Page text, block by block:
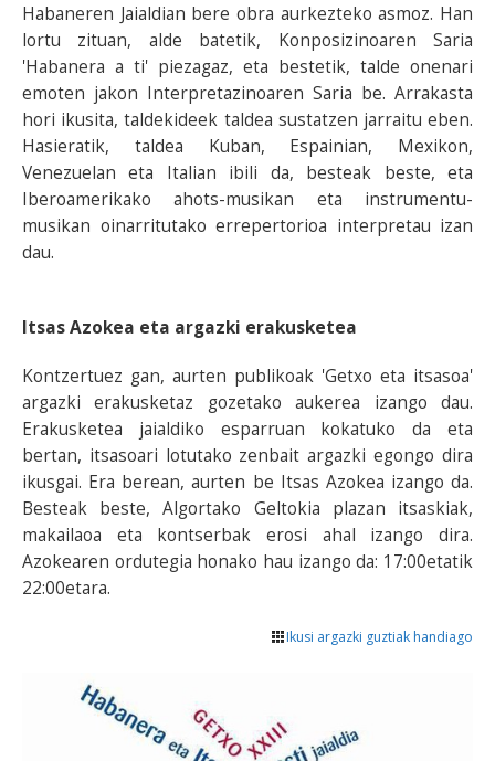
Habaneren Jaialdian bere obra aurkezteko asmoz. Han
lortu zituan, alde batetik, Konposizinoaren Saria
'Habanera a ti' piezagaz, eta bestetik, talde onenari
emoten jakon Interpretazinoaren Saria be. Arrakasta
hori ikusita, taldekideek taldea sustatzen jarraitu eben.
Hasieratik, taldea Kuban, Espainian, Mexikon,
Venezuelan eta Italian ibili da, besteak beste, eta
Iberoamerikako ahots-musikan eta instrumentu-
musikan oinarritutako errepertorioa interpretau izan
dau.
Itsas Azokea eta argazki erakusketea
Kontzertuez gan, aurten publikoak 'Getxo eta itsasoa'
argazki erakusketaz gozetako aukerea izango dau.
Erakusketea jaialdiko esparruan kokatuko da eta
bertan, itsasoari lotutako zenbait argazki egongo dira
ikusgai. Era berean, aurten be Itsas Azokea izango da.
Besteak beste, Algortako Geltokia plazan itsaskiak,
makailaoa eta kontserbak erosi ahal izango dira.
Azokearen ordutegia honako hau izango da: 17:00etatik
22:00etara.
Ikusi argazki guztiak handiago